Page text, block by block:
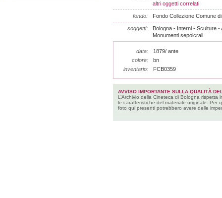
altri oggetti correlati
fondo: Fondo Collezione Comune
soggetti:
Bologna - Interni - Sculture -
Monumenti sepolcrali
data:
1879/ ante
colore:
bn
inventario:
FCB0359
AVVISO IMPORTANTE SULLA QUALITÀ
L’Archivio della Cineteca di Bologna rispetta
le caratteristiche del materiale originale. Per
foto qui presenti potrebbero avere delle